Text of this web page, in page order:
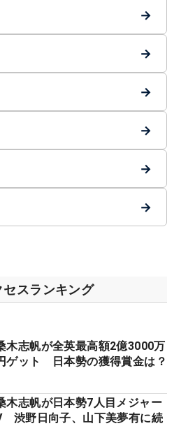
→
→
→
→
→
→
セスランキング
木志帆が全英最高額2億3000万
ゲット 日本勢の獲得賞金は？
木志帆が日本勢7人目メジャー
渋野日向子、山下美夢有に続